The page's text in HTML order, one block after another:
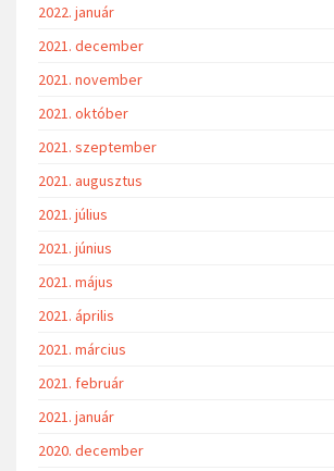
2022. január
2021. december
2021. november
2021. október
2021. szeptember
2021. augusztus
2021. július
2021. június
2021. május
2021. április
2021. március
2021. február
2021. január
2020. december